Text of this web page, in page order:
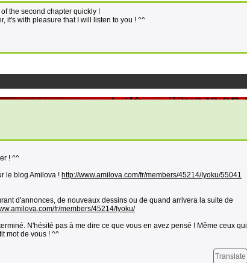
the second chapter quickly !
it's with pleasure that I will listen to you ! ^^
! ^^
le blog Amilova ! http://www.amilova.com/fr/members/45214/Iyoku/55041
d'annonces, de nouveaux dessins ou de quand arrivera la suite de
fr/members/45214/Iyoku/
N'hésité pas à me dire ce que vous en avez pensé ! Même ceux qui
mot de vous ! ^^
Translate